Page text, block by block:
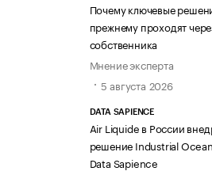
Почему ключевые
прежнему проходят
собственника
Мнение эксперта
5 августа 2026
DATA SAPIENCE
Air Liquide в России
решение Industrial
Data Sapience